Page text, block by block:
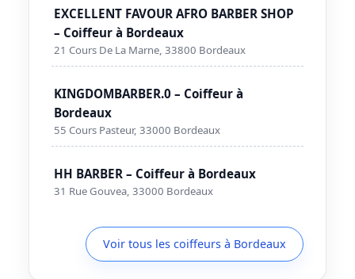
EXCELLENT FAVOUR AFRO BARBER SHOP
– Coiffeur à Bordeaux
21 Cours De La Marne, 33800 Bordeaux
KINGDOMBARBER.0 – Coiffeur à
Bordeaux
55 Cours Pasteur, 33000 Bordeaux
HH BARBER – Coiffeur à Bordeaux
31 Rue Gouvea, 33000 Bordeaux
Voir tous les coiffeurs à Bordeaux